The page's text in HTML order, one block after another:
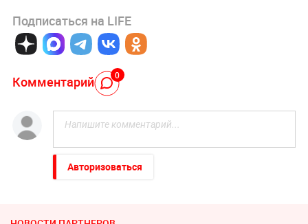
Подписаться на LIFE
Комментарий 0
Авторизоваться